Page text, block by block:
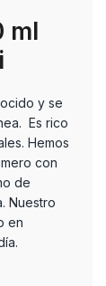
ml
y se
Es rico
Hemos
con
de
Nuestro
en